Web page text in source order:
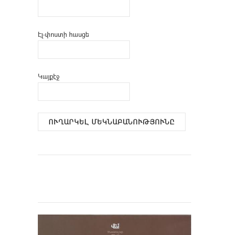
Էլ-փոստի հասցե
Կայքէջ